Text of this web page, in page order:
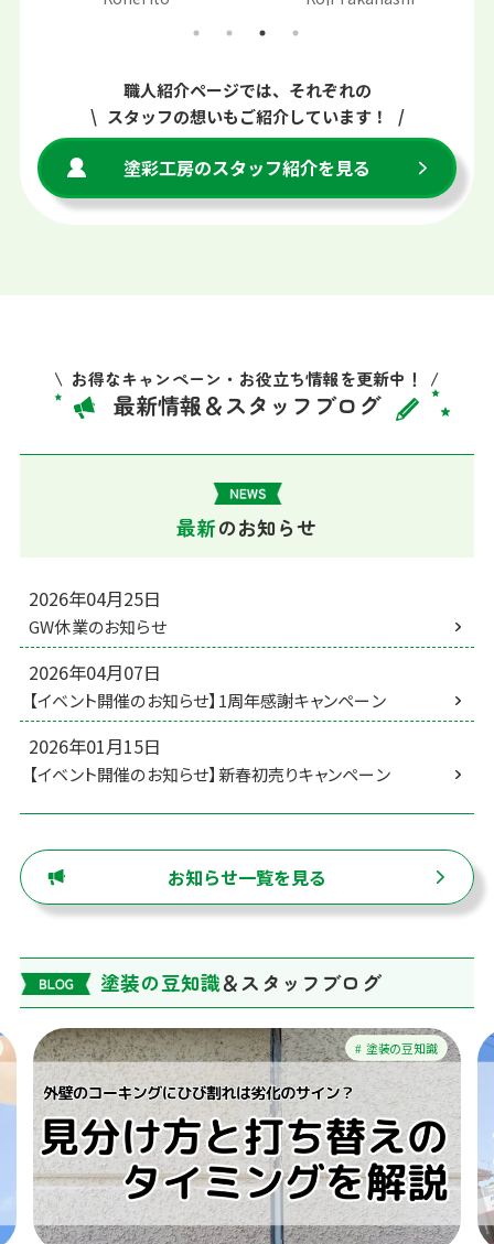
職人紹介ページでは、それぞれの
スタッフの想いもご紹介しています！
塗彩工房のスタッフ紹介を見る
お得なキャンペーン・お役立ち情報を更新中！
最新情報＆スタッフブログ
最新のお知らせ
2026年04月25日
GW休業のお知らせ
2026年04月07日
【イベント開催のお知らせ】1周年感謝キャンペーン
2026年01月15日
【イベント開催のお知らせ】新春初売りキャンペーン
お知らせ一覧を見る
塗装の豆知識＆スタッフブログ
塗装の豆知識